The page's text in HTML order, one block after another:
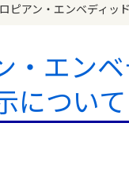
ピアン・エンベディッ
・エン
について